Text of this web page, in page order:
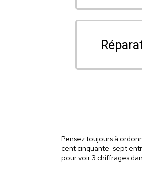
Pensez toujours à
cent cinquante-sept
pour voir 3 chiffrages